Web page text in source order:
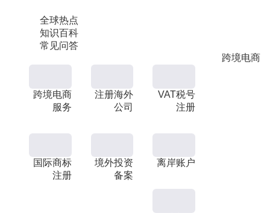
全球热点
知识百科
常见问答
跨境电商
跨境电商
服务
注册海外
公司
VAT税号
注册
国际商标
注册
境外投资
备案
离岸账户